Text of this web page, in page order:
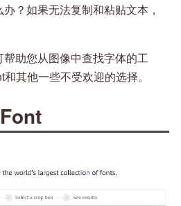
？如果无法复制和粘贴文本，
助您从图像中查找字体的工
其他一些不受欢迎的选择。